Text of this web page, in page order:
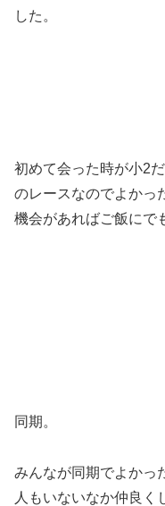
した。
初めて会った時が小2
のレースなのでよかっ
機会があればご飯にで
同期。
みんなが同期でよかっ
人もいないなか仲良く